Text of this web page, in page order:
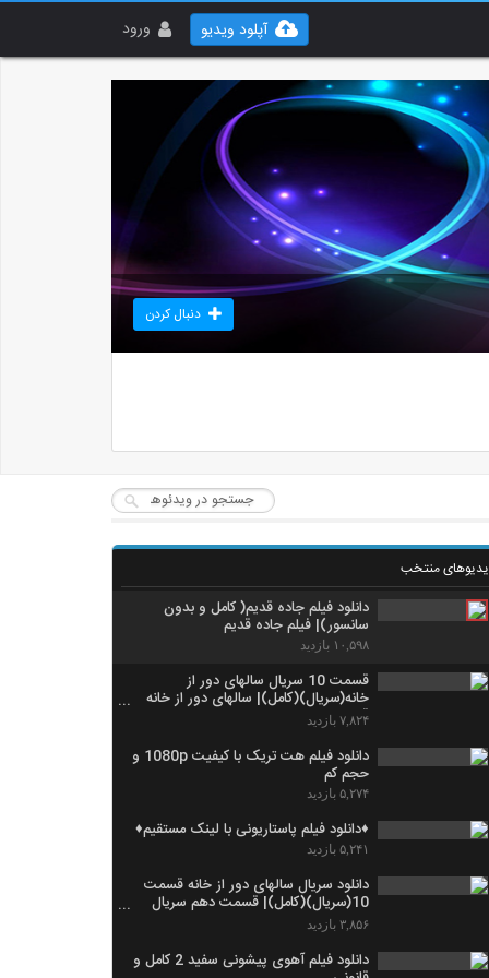
ورود آپلود ویدیو
دنبال کردن
منتخب
دانلود فیلم جاده قدیم( کامل و بدون
سانسور)| فیلم جاده قدیم
۱۰,۵۹۸ بازدید
قسمت 10 سریال سالهای دور از
خانه(سریال)(کامل)| سالهای دور از خانه
قسمت 10
۷,۸۲۴ بازدید
دانلود فیلم هت تریک با کیفیت 1080p و
حجم کم
۵,۲۷۴ بازدید
♦دانلود فیلم پاستاریونی با لینک مستقیم♦
۵,۲۴۱ بازدید
دانلود سریال سالهای دور از خانه قسمت
10(سریال)(کامل)| قسمت دهم سریال
سالهای دور از خانه
۳,۸۵۶ بازدید
دانلود فیلم آهوی پیشونی سفید 2 کامل و